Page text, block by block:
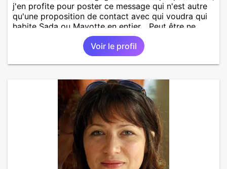
j'en profite pour poster ce message qui n'est autre
qu'une proposition de contact avec qui voudra qui
habite Sada ou Mayotte en entier... Peut être ne
pourrai-je répondre à tout le monde, mais la perche
est lancée et qui sait ce que cela pourrait donner. Je
reste optimiste sur l'avenir et vous ?
Voir le profil